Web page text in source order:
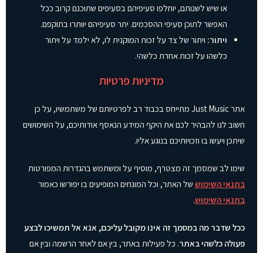
או שיש לשנותם, יוחלפו סעיפיהם בסעיפים שתוכנם קרוב ככל
האפשר לתוכן סעיפי ההסכמים. יתר סעיפיהם יוותרו בתוקפם.
ויתור: ויתור של צד על זכות המוקנית לו, לא ילמד על ויתור
כלשהו על זכות אחרת כלשהי.
מדיניות פרטיות
אתר Just Music מתייחס בכבוד רב לפרטיותם של משתמשיו, על כן
חשוב לנו להבהיר לכם את היקף המידע הנאסף אודותיכם, על השימושים
שיתכן ויעשו בו וזכויותיכם בנוגע אליו.
שימו לב שמסמך זה מצטרף, מוסיף על ומשתמש בהגדרות המפורטות
בתנאי השימוש של האתר, וכל המונחים המופיעים בו יפורשו כאמור
בתנאי השימוש.
ככל שדבר מה במסמך זה אינו מקובל עליכם, אנא אל תמשיכו לבצע
פעולה כלשהי באתר. כל פעילות באתר, בין אם לאחר הרשמה ובין אם